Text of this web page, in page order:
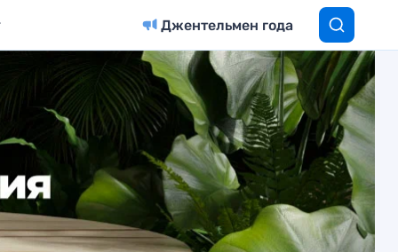
Джентельмен года